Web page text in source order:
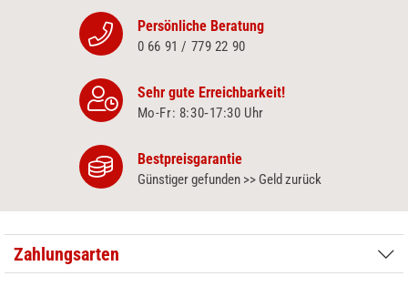
Persönliche Beratung
0 66 91 / 779 22 90
Sehr gute Erreichbarkeit!
Mo-Fr: 8:30‑17:30 Uhr
Bestpreisgarantie
Günstiger gefunden >> Geld zurück
Zahlungsarten